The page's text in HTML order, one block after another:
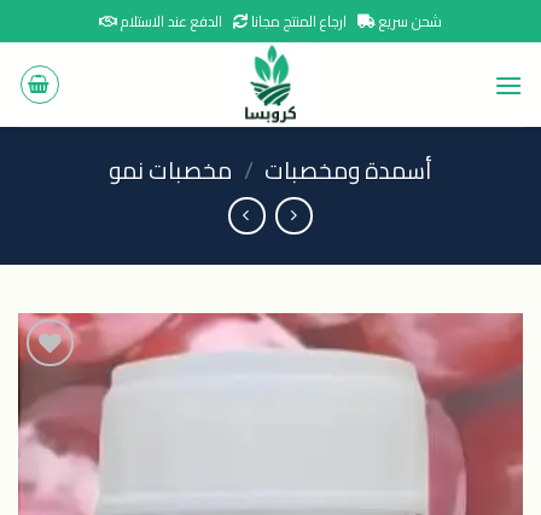
to
content
شحن سريع ارجاع المنتج مجانا الدفع عند الاستلام
أسمدة ومخصبات / مخصبات نمو
اضافة
الى
المنتجات
المفضلة